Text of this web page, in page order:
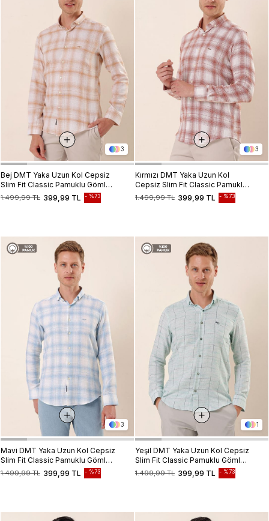
3
Bej DMT Yaka Uzun Kol Cepsiz
Slim Fit Classic Pamuklu Gömlek
1004230176399,99 TL
1.499,99 TL %73
3
Kırmızı DMT Yaka Uzun Kol
Cepsiz Slim Fit Classic Pamuklu
Gömlek 1004230176
399,99 TL
1.499,99 TL %73
3
Mavi DMT Yaka Uzun Kol Cepsiz
Slim Fit Classic Pamuklu Gömlek
1004230176399,99 TL
1.499,99 TL %73
1
Yeşil DMT Yaka Uzun Kol Cepsiz
Slim Fit Classic Pamuklu Gömlek
1004230175 399,99 TL
1.499,99 TL %73